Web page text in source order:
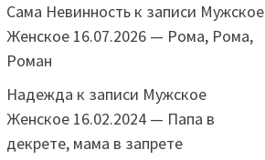
Сама Невинностьк записи Мужское
Женское 16.07.2026 — Рома, Рома,
Роман
Надежда к записи Мужское
Женское 16.02.2024 — Папа в
декрете, мама в запрете